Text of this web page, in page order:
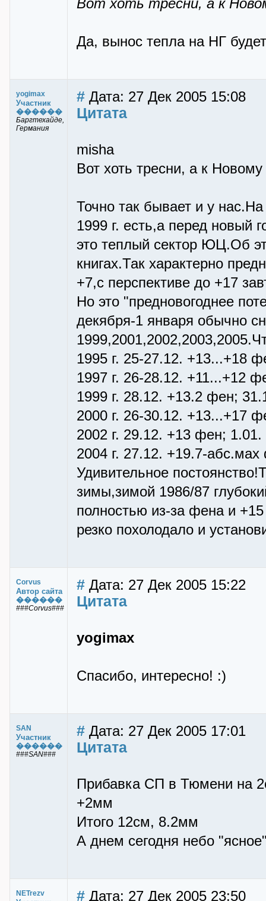
Вот хоть тресни, а к
Да, вынос тепла на НГ
yogimax
Участник
������
Баргтехайде,
Германия
# Дата: 27 Дек 2005 15:08
Цитата
misha
Вот хоть тресни, а к Новому
Точно так бывает и у
1999 г. есть,а перед новый
это теплый сектор ЮЦ.Об
книгах.Так характерно
+7,с перспективе до +17
Но это "предновогоднее
декября-1 января обычно
1995 г. 25-27.12. +13...+18
1997 г. 26-28.12. +11...+12
1999 г. 28.12. +13.2 фен;
2000 г. 26-30.12. +13...+17
2002 г. 29.12. +13 фен; 1.01.
2004 г. 27.12. +19.7-
Удивительное
зимы,зимой 1986/87
полностью из-за фена и
резко похолодало и
Corvus
Автор сайта
������
###Corvus###
# Дата: 27 Дек 2005 15:22
Цитата
yogimax
Спасибо, интересно! :)
SAN
Участник
������
###SAN###
# Дата: 27 Дек 2005 17:01
Цитата
Прибавка СП в Тюмени на
+2мм
Итого 12см, 8.2мм
А днем сегодня небо
NETrezv # Дата: 27 Дек 2005 23:50